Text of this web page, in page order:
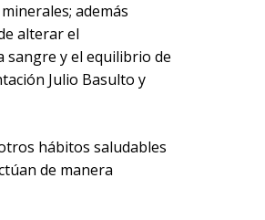
además
alterar el
sangre y el equilibrio de
Julio Basulto y
hábitos saludables
de manera